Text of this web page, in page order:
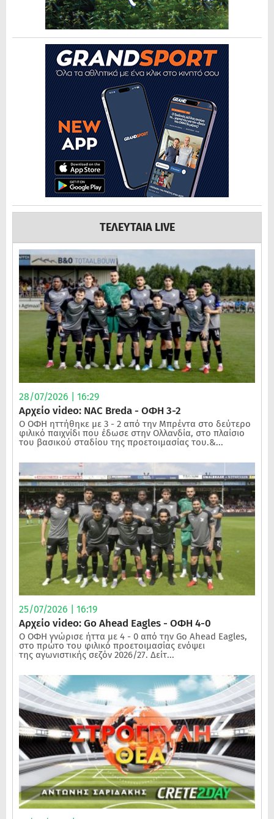
ΤΕΛΕΥΤΑΙΑ LIVE
28/07/2026 | 16:29
Αρχείο video: NAC Breda - ΟΦΗ 3-2
Ο ΟΦΗ ηττήθηκε με 3 - 2 από την Μπρέντα στο δεύτερο
φιλικό παιχνίδι που έδωσε στην Ολλανδία, στο πλαίσιο
του βασικού σταδίου της προετοιμασίας του.&...
25/07/2026 | 16:19
Αρχείο video: Go Ahead Eagles - ΟΦΗ 4-0
Ο ΟΦΗ γνώρισε ήττα με 4 - 0 από την Go Ahead Eagles,
στο πρώτο του φιλικό προετοιμασίας ενόψει
της αγωνιστικής σεζόν 2026/27. Δείτ...